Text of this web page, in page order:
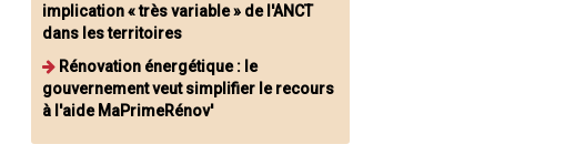
implication « très variable » de l'ANCT
dans les territoires
Rénovation énergétique : le
gouvernement veut simplifier le recours
à l'aide MaPrimeRénov'